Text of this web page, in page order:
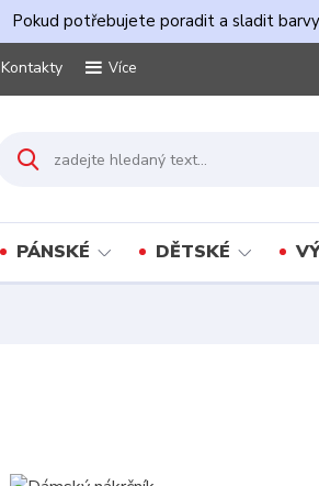
Pokud potřebujete poradit a sladit
Kontakty Více
PÁNSKÉ DĚTSKÉ